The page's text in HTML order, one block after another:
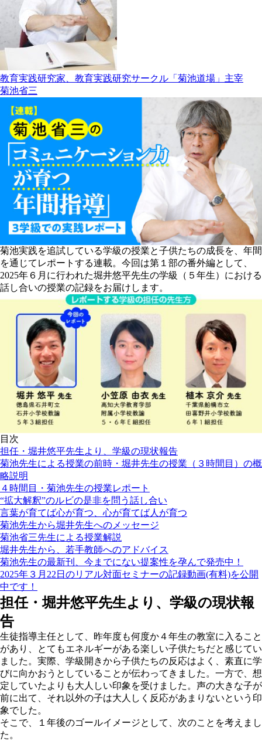
教育実践研究家、教育実践研究サークル「菊池道場」主宰
菊池省三
菊池実践を追試している学級の授業と子供たちの成長を、年間
を通じてレポートする連載。今回は第１部の番外編として、
2025年６月に行われた堀井悠平先生の学級（５年生）における
話し合いの授業の記録をお届けします。
目次
担任・堀井悠平先生より、学級の現状報告
菊池先生による授業の前時・堀井先生の授業（３時間目）の概
略説明
４時間目・菊池先生の授業レポート
“拡大解釈”のルビの是非を問う話し合い
言葉が育てば心が育つ、心が育てば人が育つ
菊池先生から堀井先生へのメッセージ
菊池省三先生による授業解説
堀井先生から、若手教師へのアドバイス
菊池先生の最新刊、今までにない提案性を孕んで発売中！
2025年３月22日のリアル対面セミナーの記録動画(有料)を公開
中です！
担任・堀井悠平先生より、学級の現状報
告
生徒指導主任として、昨年度も何度か４年生の教室に入ること
があり、とてもエネルギーがある楽しい子供たちだと感じてい
ました。実際、学級開きから子供たちの反応はよく、素直に学
びに向かおうとしていることが伝わってきました。一方で、想
定していたよりも大人しい印象を受けました。声の大きな子が
前に出て、それ以外の子は大人しく反応があまりないという印
象でした。
そこで、１年後のゴールイメージとして、次のことを考えまし
た。